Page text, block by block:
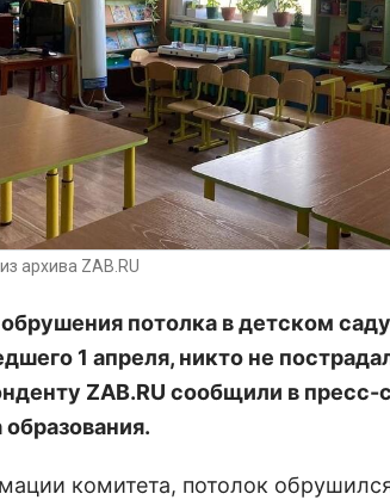
архива ZAB.RU
потолка в детском
1 апреля, никто не
ZAB.RU сообщили в пресс-
комитета, потолок